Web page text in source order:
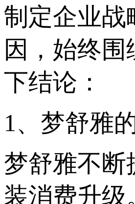
制定企业战
因，始终
下结论：
1、梦舒雅
梦舒雅不断
装消费升级